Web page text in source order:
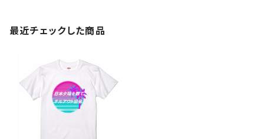
最近チェックした商品